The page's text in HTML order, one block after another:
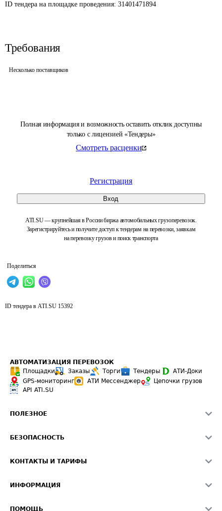
Полная информация и возможность оставить отклик доступны
только с лицензией «Тендеры»
Смотреть расценки
Регистрация
Вход
ATI.SU — крупнейшая в России биржа автомобильных грузоперевозок.
Зарегистрируйтесь и получите доступ к тендерам на перевозки, заявкам
на перевозку грузов и поиск транспорта
Поделиться
ID тендера на площадке проведения: 31401471894
Требования
Несколько поставщиков
ID тендера в ATI.SU 15392
АВТОМАТИЗАЦИЯ ПЕРЕВОЗОК
Площадки
Заказы Торги Тендеры
АТИ-Доки
GPS-мониторинг
АТИ Мессенджер
Цепочки грузов
API ATI.SU
ПОЛЕЗНОЕ
Звезды ATI.SU на вашем сайте
Средние ставки
БЕЗОПАСНОСТЬ
Светофор+
О формировании Паспорта
КОНТАКТЫ И ТАРИФЫ
Реклама на сайте
ИНФОРМАЦИЯ
ПОМОЩЬ